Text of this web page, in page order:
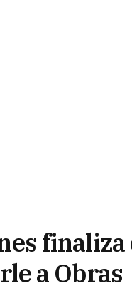
a Obras